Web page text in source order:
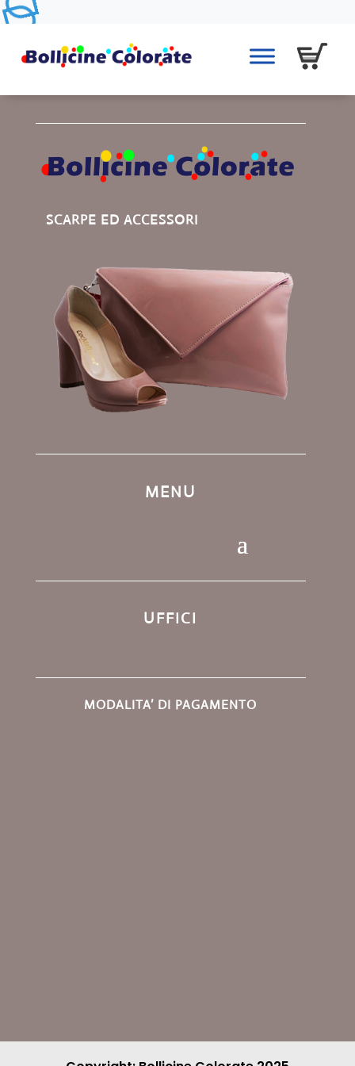
SCARPE ED ACCESSORI
MENU
UFFICI
MODALITA’ DI PAGAMENTO